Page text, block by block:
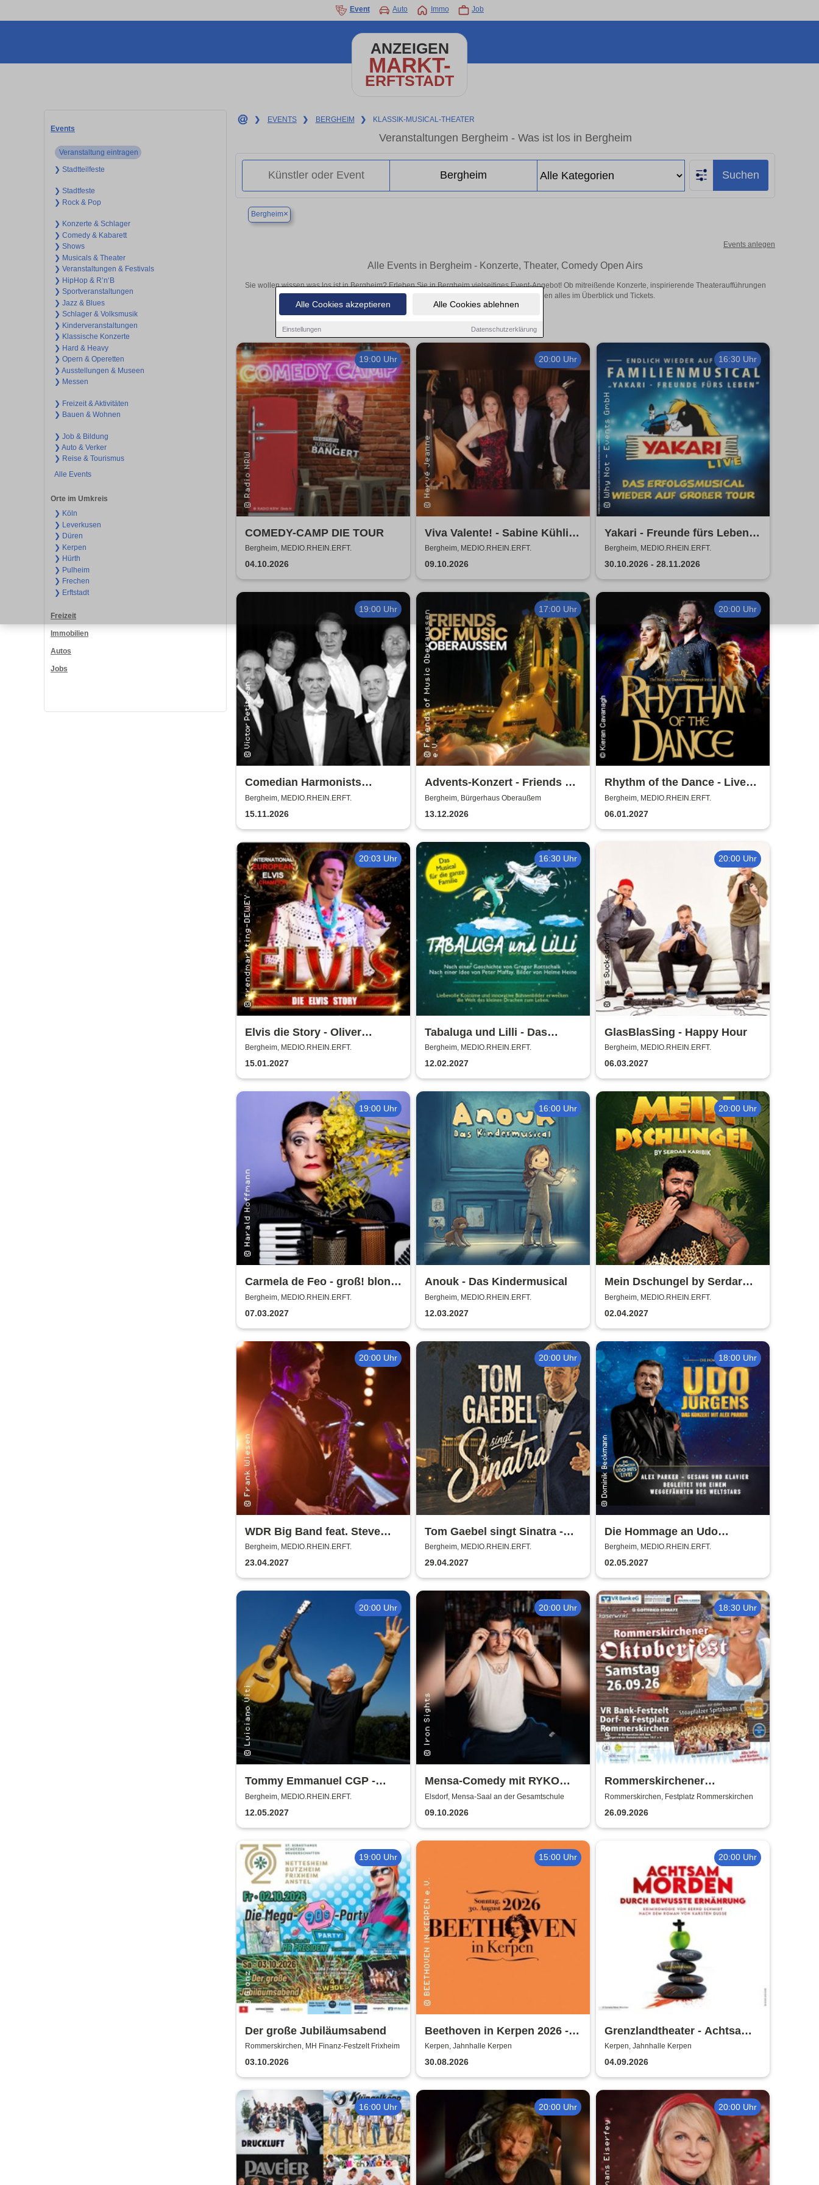
Alle Cookies akzeptieren Alle Cookies ablehnen
Einstellungen Datenschutzerklärung
Event Auto Immo Job
ANZEIGEN
MARKT-
ERFTSTADT
Events
Veranstaltung eintragen
❯ Stadtteilfeste
❯ Stadtfeste
❯ Rock & Pop
❯ Konzerte & Schlager
❯ Comedy & Kabarett
❯ Shows
❯ Musicals & Theater
❯ Veranstaltungen & Festivals
❯ HipHop & R’n‘B
❯ Sportveranstaltungen
❯ Jazz & Blues
❯ Schlager & Volksmusik
❯ Kinderveranstaltungen
❯ Klassische Konzerte
❯ Hard & Heavy
❯ Opern & Operetten
❯ Ausstellungen & Museen
❯ Messen
❯ Freizeit & Aktivitäten
❯ Bauen & Wohnen
❯ Job & Bildung
❯ Auto & Verker
❯ Reise & Tourismus
Alle Events
Orte im Umkreis
❯ Köln
❯ Leverkusen
❯ Düren
❯ Kerpen
❯ Hürth
❯ Pulheim
❯ Frechen
❯ Erftstadt
Freizeit
Immobilien
Autos
Jobs
❯ EVENTS ❯ BERGHEIM ❯ KLASSIK-MUSICAL-THEATER
Veranstaltungen Bergheim - Was ist los in Bergheim
Suchen
Bergheim×
Events anlegen
Alle Events in Bergheim - Konzerte, Theater, Comedy Open Airs
Sie wollen wissen was los ist in Bergheim? Erleben Sie in Bergheim vielseitiges Event-Angebot! Ob mitreißende Konzerte, inspirierende Theateraufführungen
oder aufregende Veranstaltungen in Bergheim – hier finden alles im Überblick und Tickets.
19:00 Uhr
COMEDY-CAMP DIE TOUR
Bergheim, MEDIO.RHEIN.ERFT.
04.10.2026
20:00 Uhr
Viva Valente! - Sabine Kühlich
& Jörg Seidel Trio - Tribute to
Catarina Vatente
Bergheim, MEDIO.RHEIN.ERFT.
09.10.2026
16:30 Uhr
Yakari - Freunde fürs Leben -
Das Musical für die ganze
Familie
Bergheim, MEDIO.RHEIN.ERFT.
30.10.2026 - 28.11.2026
19:00 Uhr
Comedian Harmonists
Forever - Das Leben ein
Konzert
Bergheim, MEDIO.RHEIN.ERFT.
15.11.2026
17:00 Uhr
Advents-Konzert - Friends of
Music Oberaussem
Bergheim, Bürgerhaus Oberaußem
13.12.2026
20:00 Uhr
Rhythm of the Dance - Live
2027
Bergheim, MEDIO.RHEIN.ERFT.
06.01.2027
20:03 Uhr
Elvis die Story - Oliver
Steinhoff + Band
Bergheim, MEDIO.RHEIN.ERFT.
15.01.2027
16:30 Uhr
Tabaluga und Lilli - Das
drachenstarke Musical für die
ganze Familie
Bergheim, MEDIO.RHEIN.ERFT.
12.02.2027
20:00 Uhr
GlasBlasSing - Happy Hour
Bergheim, MEDIO.RHEIN.ERFT.
06.03.2027
19:00 Uhr
Carmela de Feo - groß! blond!
erfolgreich!
Bergheim, MEDIO.RHEIN.ERFT.
07.03.2027
16:00 Uhr
Anouk - Das Kindermusical
Bergheim, MEDIO.RHEIN.ERFT.
12.03.2027
20:00 Uhr
Mein Dschungel by Serdar
Karibik
Bergheim, MEDIO.RHEIN.ERFT.
02.04.2027
20:00 Uhr
WDR Big Band feat. Steve
Gadd - Master of Groove
Bergheim, MEDIO.RHEIN.ERFT.
23.04.2027
20:00 Uhr
Tom Gaebel singt Sinatra -
Tour 2027
Bergheim, MEDIO.RHEIN.ERFT.
29.04.2027
18:00 Uhr
Die Hommage an Udo
Jürgens - Das Konzert mit
Alex Parker
Bergheim, MEDIO.RHEIN.ERFT.
02.05.2027
20:00 Uhr
Tommy Emmanuel CGP -
Living in the Light Tour
Bergheim, MEDIO.RHEIN.ERFT.
12.05.2027
20:00 Uhr
Mensa-Comedy mit RYKO
und Vincent Tophoven
Elsdorf, Mensa-Saal an der Gesamtschule
09.10.2026
18:30 Uhr
Rommerskirchener
Oktoberfest - Auf geht´s -
pack mas!
Rommerskirchen, Festplatz Rommerskirchen
26.09.2026
19:00 Uhr
Der große Jubiläumsabend
Rommerskirchen, MH Finanz-Festzelt Frixheim
03.10.2026
15:00 Uhr
Beethoven in Kerpen 2026 -
Sommerkonzerte 2026
Kerpen, Jahnhalle Kerpen
30.08.2026
20:00 Uhr
Grenzlandtheater - Achtsam
Morden durch bewusste
Ernährung
Kerpen, Jahnhalle Kerpen
04.09.2026
16:00 Uhr 20:00 Uhr 20:00 Uhr